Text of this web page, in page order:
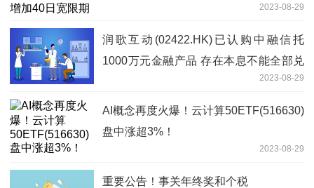
2023-08-29
润歌互动(02422.HK)已认购中融信托
1000万元金融产品 存在本息不能全部兑
2023-08-29
AI概念再度火爆！云计算50ETF(516630)
盘中涨超3%！
2023-08-29
重要公告！事关年终奖和个税